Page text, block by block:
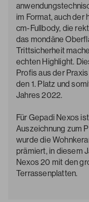
im Format, auch
cm-Fullbody, die
das mondäne
Trittsicherheit
echten Highlight.
Profis aus der
den 1. Platz und
Jahres 2022.
Für Gepadi Nexos
Auszeichnung zum
wurde die
prämiert, in diesem
Nexos 20 mit den
Terrassenplatten.